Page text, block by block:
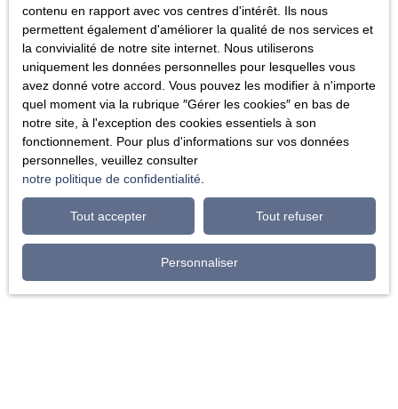
contenu en rapport avec vos centres d'intérêt. Ils nous
permettent également d'améliorer la qualité de nos services et
la convivialité de notre site internet. Nous utiliserons
uniquement les données personnelles pour lesquelles vous
avez donné votre accord. Vous pouvez les modifier à n'importe
quel moment via la rubrique ″Gérer les cookies″ en bas de
notre site, à l'exception des cookies essentiels à son
fonctionnement. Pour plus d'informations sur vos données
personnelles, veuillez consulter
notre politique de confidentialité
Tout accepter Tout refuser
Personnaliser